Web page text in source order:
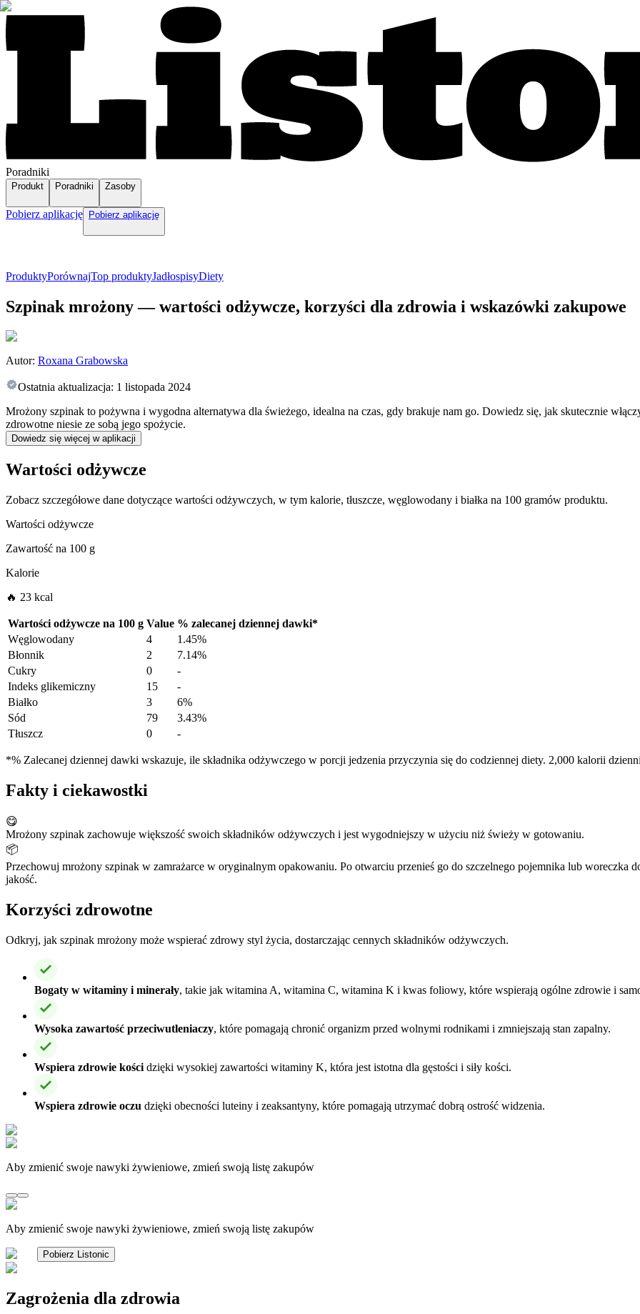
Poradniki
Produkt Poradniki Zasoby
Pobierz aplikację Pobierz aplikację
ProduktyPorównajTop produktyJadłospisyDiety
Szpinak mrożony — wartości odżywcze, korzyści dla zdrowia i wskazówki zakupowe
Autor: Roxana Grabowska
Ostatnia aktualizacja: 1 listopada 2024
Mrożony szpinak to pożywna i wygodna alternatywa dla świeżego, idealna na czas, gdy brakuje nam go. Dowiedz się, jak skutecznie
zdrowotne niesie ze sobą jego spożycie.
Dowiedz się więcej w aplikacji
Wartości odżywcze
Zobacz szczegółowe dane dotyczące wartości odżywczych, w tym kalorie, tłuszcze, węglowodany i białka na 100 gramów produktu.
Wartości odżywcze
Zawartość na 100 g
Kalorie
🔥 23 kcal
Wartości odżywcze na 100 g Value % zalecanej dziennej dawki*
Węglowodany
4
1.45%
Błonnik
2
7.14%
Cukry
0
-
Indeks glikemiczny
15
-
Białko
3
6%
Sód
79
3.43%
Tłuszcz
0 -
*% Zalecanej dziennej dawki wskazuje, ile składnika odżywczego w porcji jedzenia przyczynia się do codziennej diety. 2,000 kalorii
Fakty i ciekawostki
😋
Mrożony szpinak zachowuje większość swoich składników odżywczych i jest wygodniejszy w użyciu niż świeży w gotowaniu.
📦
Przechowuj mrożony szpinak w zamrażarce w oryginalnym opakowaniu. Po otwarciu przenieś go do szczelnego pojemnika lub woreczka
jakość.
Korzyści zdrowotne
Odkryj, jak szpinak mrożony może wspierać zdrowy styl życia, dostarczając cennych składników odżywczych.
Bogaty w witaminy i minerały, takie jak witamina A, witamina C, witamina K i kwas foliowy, które wspierają ogólne zdrowie i
Wysoka zawartość przeciwutleniaczy, które pomagają chronić organizm przed wolnymi rodnikami i zmniejszają stan zapalny.
Wspiera zdrowie kości dzięki wysokiej zawartości witaminy K, która jest istotna dla gęstości i siły kości.
Wspiera zdrowie oczu dzięki obecności luteiny i zeaksantyny, które pomagają utrzymać dobrą ostrość widzenia.
Aby zmienić swoje nawyki żywieniowe, zmień swoją listę zakupów
Aby zmienić swoje nawyki żywieniowe, zmień swoją listę zakupów
Pobierz Listonic
Zagrożenia dla zdrowia